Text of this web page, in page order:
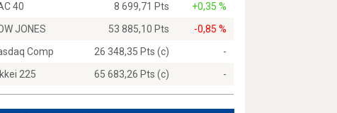
40 8 699,71 Pts
+0,35 %
JONES
53 885,10 Pts
-0,85 %
Comp
26 348,35 Pts (c)
-
225
65 683,26 Pts (c) -